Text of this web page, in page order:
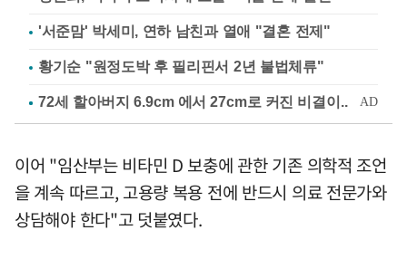
'서준맘' 박세미, 연하 남친과 열애 "결혼 전제"
황기순 "원정도박 후 필리핀서 2년 불법체류"
이어 "임산부는 비타민 D 보충에 관한 기존 의학적 조언
을 계속 따르고, 고용량 복용 전에 반드시 의료 전문가와
상담해야 한다"고 덧붙였다.